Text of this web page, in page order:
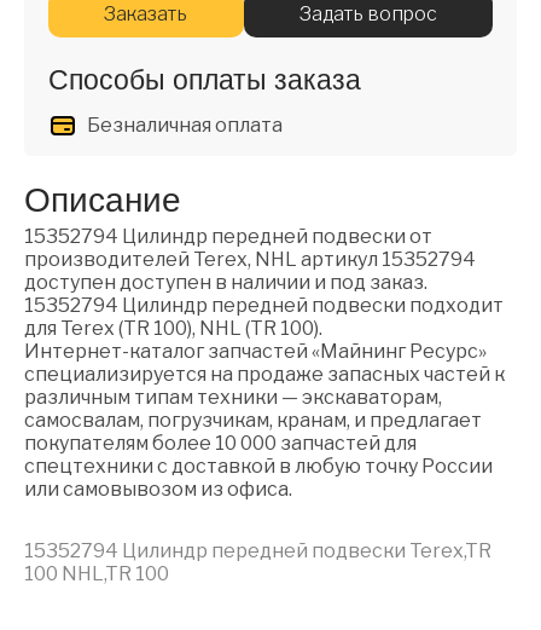
Заказать Задать вопрос
Способы оплаты заказа
Безналичная оплата
Описание
15352794 Цилиндр передней подвески от
производителей Terex, NHL артикул 15352794
доступен доступен в наличии и под заказ.
15352794 Цилиндр передней подвески подходит
для Terex (TR 100), NHL (TR 100).
Интернет-каталог запчастей «Майнинг Ресурс»
специализируется на продаже запасных частей к
различным типам техники — экскаваторам,
самосвалам, погрузчикам, кранам, и предлагает
покупателям более 10 000 запчастей для
спецтехники с доставкой в любую точку России
или самовывозом из офиса.
15352794 Цилиндр передней подвески Terex,TR
100 NHL,TR 100